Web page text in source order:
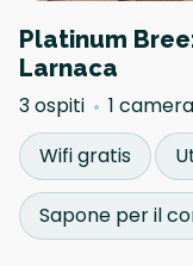
Platinum
Larnaca
3 ospiti 1
Wifi gratis
Sapone per il